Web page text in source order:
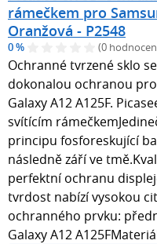
rámečkem pro
Oranžová - P2548
0 % (0
Ochranné tvrzené sklo
dokonalou ochranou
Galaxy A12 A125F.
svítícím
principu fosforeskující
následně září ve
perfektní ochranu
tvrdost nabízí vysokou
ochranného prvku:
Galaxy A12